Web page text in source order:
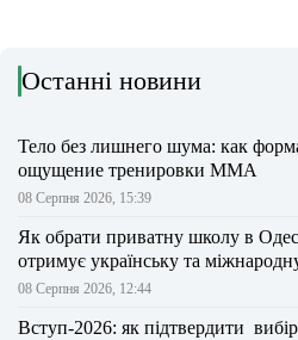
Останні новини
Тело без лишнего шума: как
ощущение тренировки ММА
08 Серпня 2026, 15:39
Як обрати приватну школу в
отримує українську та
08 Серпня 2026, 12:44
Вступ-2026: як підтвердити вибір